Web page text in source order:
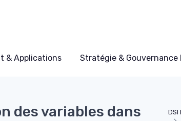
& Applications Stratégie & Gouvernance
DSI
des variables dans